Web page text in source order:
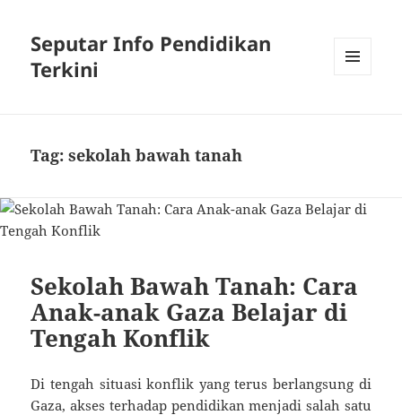
Seputar Info Pendidikan
Terkini
Tag:sekolah bawah tanah
Sekolah Bawah Tanah: Cara
Anak-anak Gaza Belajar di
Tengah Konflik
Di tengah situasi konflik yang terus berlangsung di
Gaza, akses terhadap pendidikan menjadi salah satu